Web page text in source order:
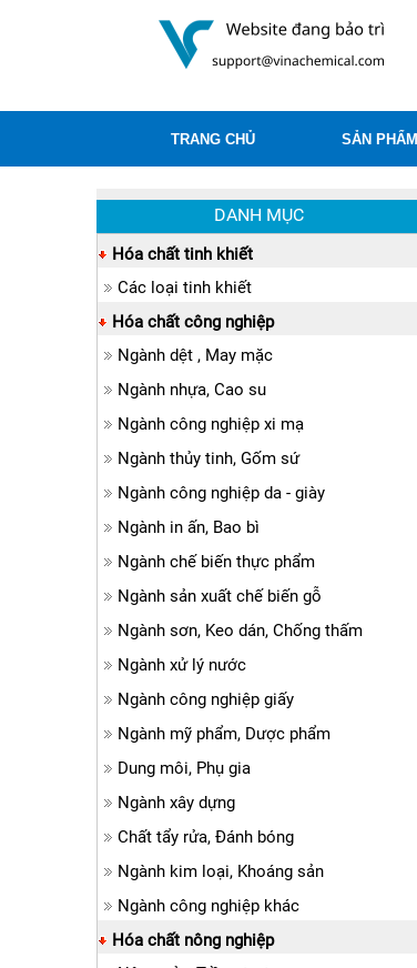
TRANG CHỦ SẢN PHẨM
DANH MỤC
Hóa chất tinh khiết
Các loại tinh khiết
Hóa chất công nghiệp
Ngành dệt , May mặc
Ngành nhựa, Cao su
Ngành công nghiệp xi mạ
Ngành thủy tinh, Gốm sứ
Ngành công nghiệp da - giày
Ngành in ấn, Bao bì
Ngành chế biến thực phẩm
Ngành sản xuất chế biến gỗ
Ngành sơn, Keo dán, Chống thấm
Ngành xử lý nước
Ngành công nghiệp giấy
Ngành mỹ phẩm, Dược phẩm
Dung môi, Phụ gia
Ngành xây dựng
Chất tẩy rửa, Đánh bóng
Ngành kim loại, Khoáng sản
Ngành công nghiệp khác
Hóa chất nông nghiệp